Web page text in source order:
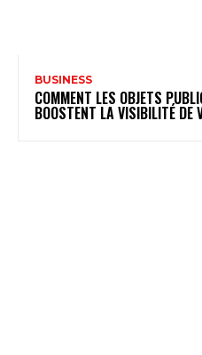
BUSINESS
COMMENT LES OBJETS
BOOSTENT LA VISIBILITÉ DE